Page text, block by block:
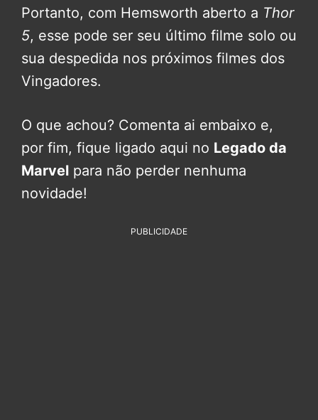
Portanto, com Hemsworth aberto a Thor
5, esse pode ser seu último filme solo ou
sua despedida nos próximos filmes dos
Vingadores.
O que achou? Comenta ai embaixo e,
por fim, fique ligado aqui no Legado da
Marvel para não perder nenhuma
novidade!
PUBLICIDADE